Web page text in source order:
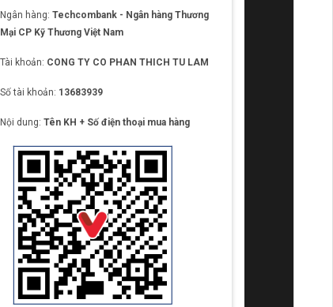
Ngân hàng: Techcombank - Ngân hàng Thương
Mại CP Kỹ Thương Việt Nam
Tài khoản: CONG TY CO PHAN THICH TU LAM
Số tài khoản: 13683939
Nội dung: Tên KH + Số điện thoại mua hàng